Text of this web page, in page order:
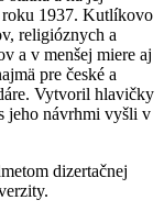
roku 1937. Kutlíkovo
religióznych a
a v menšej miere aj
pre české a
Vytvoril hlavičky
jeho návrhmi vyšli v
dizertačnej